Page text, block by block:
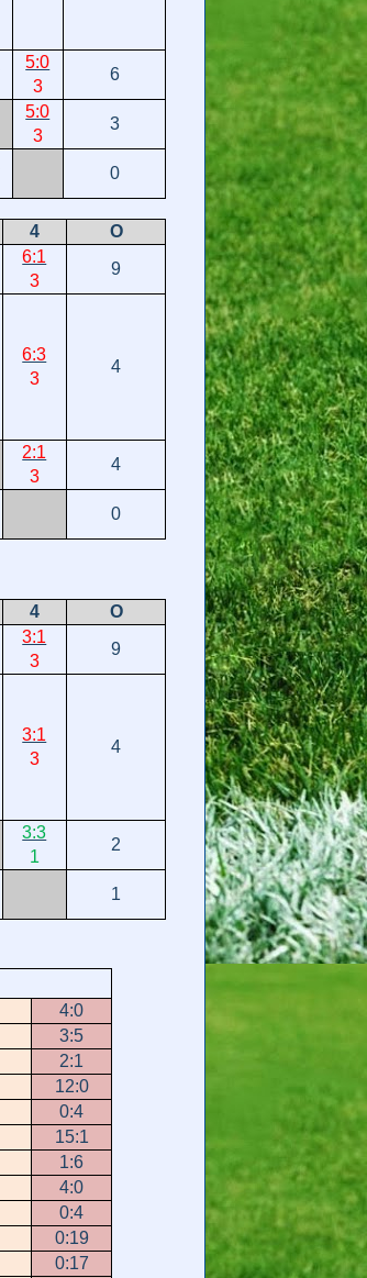
5:0
3
6
5:0
3
3
0
4
О
6:1
3
9
6:3
3
4
2:1
3
4
0
4
О
3:1
3
9
3:1
3
4
3:3
1
2
1
4:0
3:5
2:1
12:0
0:4
15:1
1:6
4:0
0:4
0:19
0:17